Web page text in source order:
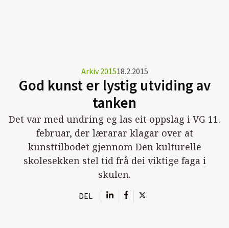
Arkiv 201518.2.2015
God kunst er lystig utviding av
tanken
Det var med undring eg las eit oppslag i VG 11.
februar, der lærarar klagar over at
kunsttilbodet gjennom Den kulturelle
skolesekken stel tid frå dei viktige faga i
skulen.
DEL